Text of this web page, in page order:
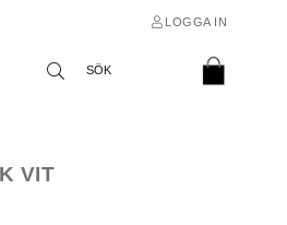
LOGGA IN
VIT